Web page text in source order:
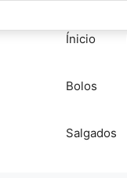
Ínicio
Bolos
Salgados